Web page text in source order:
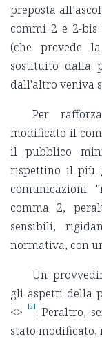
preposta
commi 2 e 2-
(che prevede
sostituito dalla
dall'altro veniva
Per
modificato il
il pubblico
rispettino il più
comma 2,
sensibili,
normativa, con
Un
gli aspetti della
<> [5]. Peraltro,
stato modificato,